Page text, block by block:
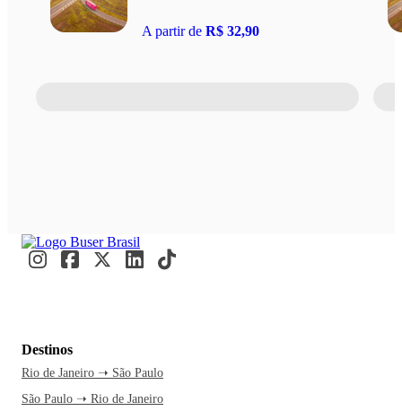
A partir de R$ 32,90
Destinos
Rio de Janeiro ➝ São Paulo
São Paulo ➝ Rio de Janeiro